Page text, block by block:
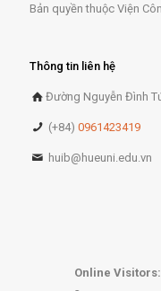
Bản quyền thuộc Viện
Thông tin liên hệ
Đường Nguyễn Đình
(+84)0961423419
huib@hueuni.edu.vn
Online Visitors: